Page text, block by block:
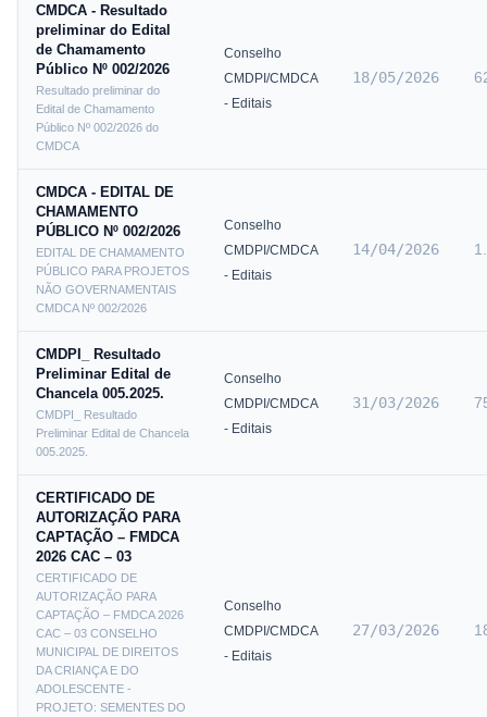
CMDCA - Resultado
preliminar do Edital
de Chamamento
Público Nº 002/2026
Resultado preliminar do
Edital de Chamamento
Público Nº 002/2026 do
CMDCA
Conselho
CMDPI/CMDCA
- Editais
18/05/2026
CMDCA - EDITAL DE
CHAMAMENTO
PÚBLICO Nº 002/2026
EDITAL DE CHAMAMENTO
PÚBLICO PARA PROJETOS
NÃO GOVERNAMENTAIS
CMDCA Nº 002/2026
Conselho
CMDPI/CMDCA
- Editais
14/04/2026
CMDPI_ Resultado
Preliminar Edital de
Chancela 005.2025.
CMDPI_ Resultado
Preliminar Edital de Chancela
005.2025.
Conselho
CMDPI/CMDCA
- Editais
31/03/2026
CERTIFICADO DE
AUTORIZAÇÃO PARA
CAPTAÇÃO – FMDCA
2026 CAC – 03
CERTIFICADO DE
AUTORIZAÇÃO PARA
CAPTAÇÃO – FMDCA 2026
CAC – 03 CONSELHO
MUNICIPAL DE DIREITOS
DA CRIANÇA E DO
ADOLESCENTE -
PROJETO: SEMENTES DO
Conselho
CMDPI/CMDCA
- Editais
27/03/2026